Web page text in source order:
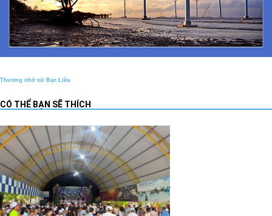
Thương nhớ xứ Bạc Liêu
CÓ THỂ BẠN SẼ THÍCH